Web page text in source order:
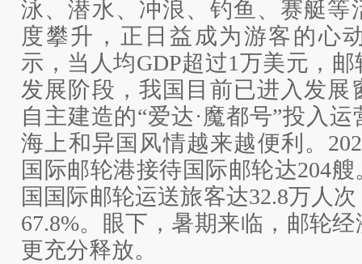
泳、潜水、冲浪、钓鱼、赛艇等
度攀升，正日益成为游客的心
示，当人均GDP超过1万美元，
发展阶段，我国目前已进入发展
自主建造的“爱达·魔都号”投入
海上和异国风情越来越便利。
国际邮轮港接待国际邮轮达204
国国际邮轮运送旅客达32.8万人
67.8%。眼下，暑期来临，邮轮
更充分释放。